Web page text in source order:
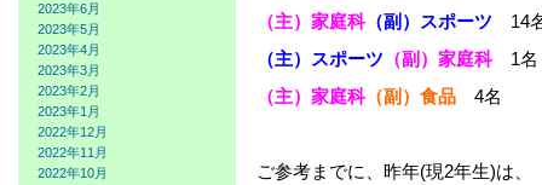
2023年6月
2023年5月
2023年4月
2023年3月
2023年2月
2023年1月
2022年12月
2022年11月
2022年10月
（主）家庭科（副）スポーツ 14
（主）スポーツ （副）家庭科1名
（主）家庭科（副）食品4名
ご参考までに、昨年(現2年生)は、